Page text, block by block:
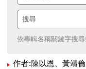
依專輯名稱關鍵字搜
作者:陳以恩、黃靖